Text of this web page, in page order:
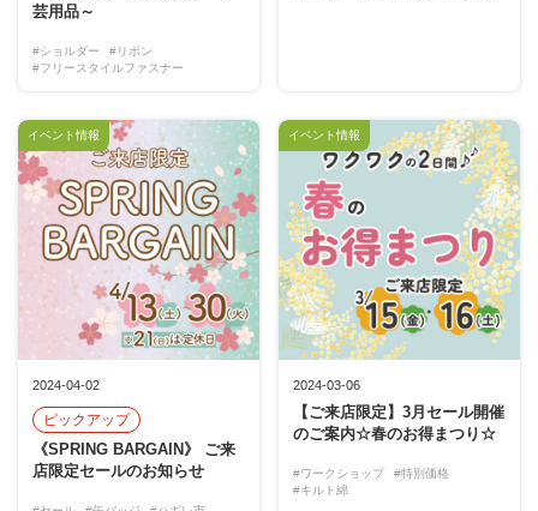
芸用品～
#ショルダー
#リボン
#フリースタイルファスナー
2024-04-02
ピックアップ
《SPRING BARGAIN》 ご来
店限定セールのお知らせ
イベント情報
2024-03-06
【ご来店限定】3月セール開催
のご案内☆春のお得まつり☆
#ワークショップ
#特別価格
#キルト綿
イベント情報